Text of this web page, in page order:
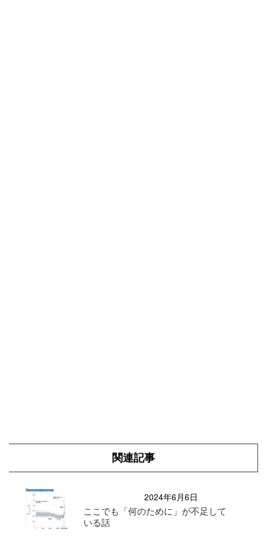
関連記事
2024年6月6日
ここでも「何のために」が不足して
いる話